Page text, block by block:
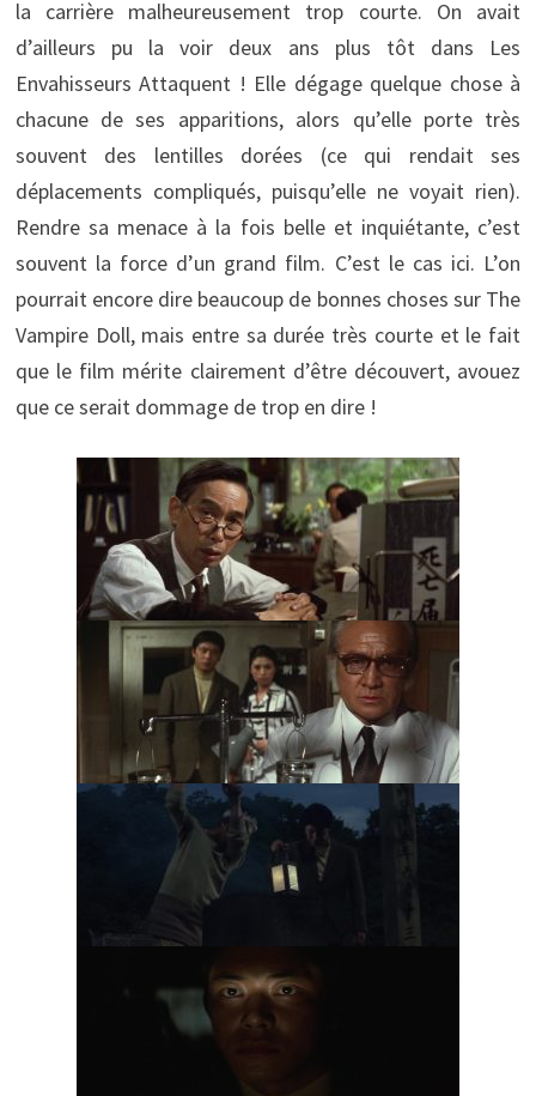
la carrière malheureusement trop courte. On avait
d’ailleurs pu la voir deux ans plus tôt dans Les
Envahisseurs Attaquent ! Elle dégage quelque chose à
chacune de ses apparitions, alors qu’elle porte très
souvent des lentilles dorées (ce qui rendait ses
déplacements compliqués, puisqu’elle ne voyait rien).
Rendre sa menace à la fois belle et inquiétante, c’est
souvent la force d’un grand film. C’est le cas ici. L’on
pourrait encore dire beaucoup de bonnes choses sur The
Vampire Doll, mais entre sa durée très courte et le fait
que le film mérite clairement d’être découvert, avouez
que ce serait dommage de trop en dire !